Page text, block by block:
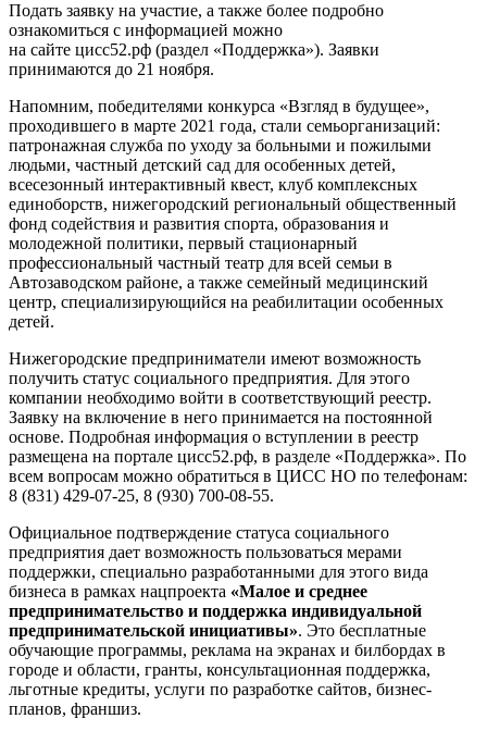
Подать заявку на участие, а также более подробно
ознакомиться с информацией можно
на сайте цисс52.рф (раздел «Поддержка»). Заявки
принимаются до 21 ноября.
Напомним, победителями конкурса «Взгляд в будущее»,
проходившего в марте 2021 года, стали семьорганизаций:
патронажная служба по уходу за больными и пожилыми
людьми, частный детский сад для особенных детей,
всесезонный интерактивный квест, клуб комплексных
единоборств, нижегородский региональный общественный
фонд содействия и развития спорта, образования и
молодежной политики, первый стационарный
профессиональный частный театр для всей семьи в
Автозаводском районе, а также семейный медицинский
центр, специализирующийся на реабилитации особенных
детей.
Нижегородские предприниматели имеют возможность
получить статус социального предприятия. Для этого
компании необходимо войти в соответствующий реестр.
Заявку на включение в него принимается на постоянной
основе. Подробная информация о вступлении в реестр
размещена на портале цисс52.рф, в разделе «Поддержка». По
всем вопросам можно обратиться в ЦИСС НО по телефонам:
8 (831) 429-07-25, 8 (930) 700-08-55.
Официальное подтверждение статуса социального
предприятия дает возможность пользоваться мерами
поддержки, специально разработанными для этого вида
бизнеса в рамках нацпроекта «Малое и среднее
предпринимательство и поддержка индивидуальной
предпринимательской инициативы». Это бесплатные
обучающие программы, реклама на экранах и билбордах в
городе и области, гранты, консультационная поддержка,
льготные кредиты, услуги по разработке сайтов, бизнес-
планов, франшиз.